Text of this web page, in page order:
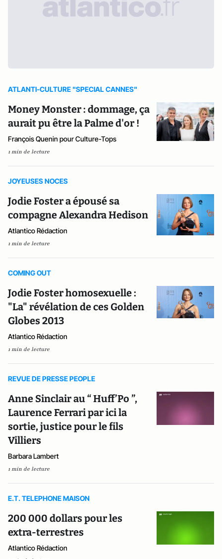
ATLANTI-CULTURE "SPECIAL CANNES"
Money Monster : dommage, ça
aurait pu être la Palme d'or !
François Quenin pour Culture-Tops
1 min de lecture
JOYEUSES NOCES
Jodie Foster a épousé sa
compagne Alexandra Hedison
Atlantico Rédaction
1 min de lecture
COMING OUT
Jodie Foster homosexuelle :
"La" révélation de ces Golden
Globes 2013
Atlantico Rédaction
1 min de lecture
REVUE DE PRESSE PEOPLE
Anne Sinclair au “ Huff’Po ”,
Laurence Ferrari par ici la
sortie, justice pour le fils
Villiers
Barbara Lambert
1 min de lecture
E.T. TELEPHONE MAISON
200 000 dollars pour les
extra-terrestres
Atlantico Rédaction